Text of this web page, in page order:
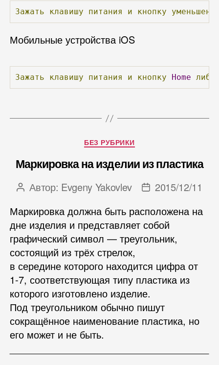
Зажать клавишу питания и кнопку
Мобильные устройства iOS
Зажать клавишу питания и кнопку Home либо
Рубрики
БЕЗ РУБРИКИ
Маркировка на изделии из пластика
Автор
Автор: Evgeny Yakovlev
Дата
2015/12/11
Маркировка должна быть расположена на
дне изделия и представляет собой
графический символ — треугольник,
состоящий из трёх стрелок,
в середине которого находится цифра от
1-7, соответствующая типу пластика из
которого изготовлено изделие.
Под треугольником обычно пишут
сокращённое наименование пластика, но
его может и не быть.